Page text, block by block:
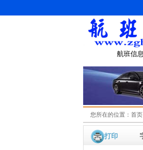
航班信
您所在的位置： 首页
打印